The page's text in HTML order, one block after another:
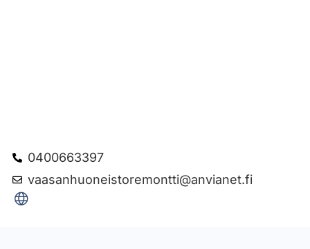
0400663397
vaasanhuoneistoremontti@anvianet.fi